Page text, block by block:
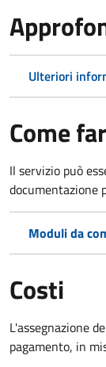
Ulteriori
Come
Il servizio può
documentazione
Moduli da
Costi
L'assegnazione
pagamento, in